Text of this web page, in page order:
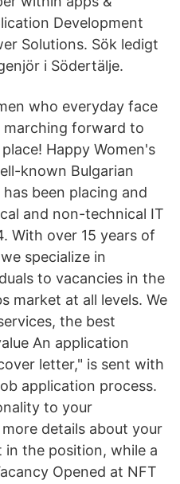
Development
Solutions. Sök ledigt
i Södertälje.
who everyday face
marching forward to
Happy Women's
known Bulgarian
been placing and
and non-technical IT
With over 15 years of
specialize in
to vacancies in the
market at all levels. We
the best
An application
letter," is sent with
application process.
to your
details about your
the position, while a
Opened at NFT